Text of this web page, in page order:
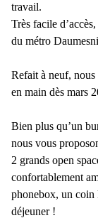
travail.
Très facile
du métro
Refait à neuf, nous
en main dès mars
Bien plus qu’un
nous vous
2 grands open
confortablement
phonebox, un coin